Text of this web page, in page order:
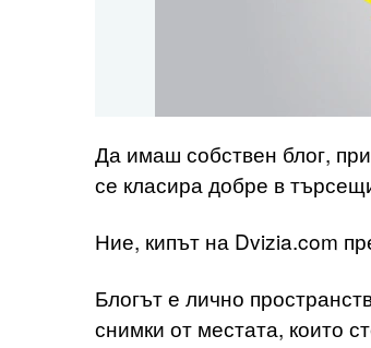
Да имаш собствен блог,
се класира добре в
Ние, кипът на Dvizia.com
Блогът е лично
снимки от местата, които